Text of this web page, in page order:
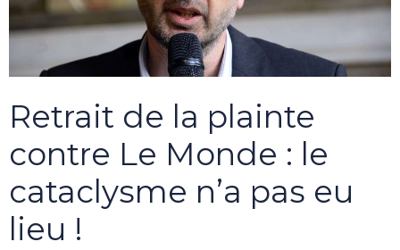
Retrait de la plainte
contre Le Monde : le
cataclysme n’a pas eu
lieu !